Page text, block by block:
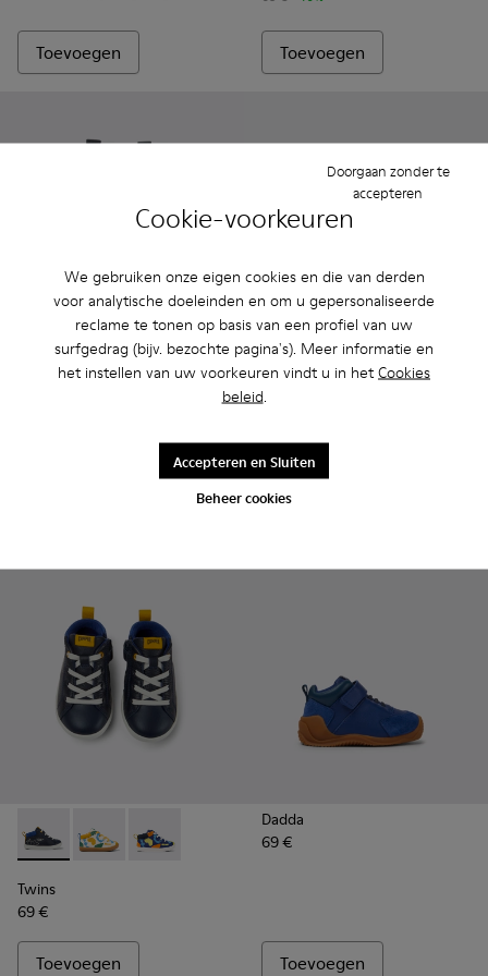
Cookie-voorkeuren
We gebruiken onze eigen cookies en die van derden
voor analytische doeleinden en om u gepersonaliseerde
reclame te tonen op basis van een profiel van uw
surfgedrag (bijv. bezochte pagina's). Meer informatie en
het instellen van uw voorkeuren vindt u in het Cookies
beleid.
Beheer cookies
Doorgaan zonder te
accepteren
Accepteren en Sluiten
Toevoegen Toevoegen
Twins - K800405-049 - Blauwe leren kindersneaker.
Twins - K800405-060
Twins - K800405-059
Twins - K800405-057 - Blauw met
Twins - K800405-056
Twins - K800405-054
Twins -Twins -
Pursuit - K900197-002 -
Pursuit - K900197-
69 € - 79 €
Definitieve prijs volgens grootte
Twins - K900268-001 - Donkerblauwe enkellaarzen
Twins - K900268-004
Twins - K900268-003
Twins
69 €
Toevoegen
Dadda
69 €
Toevoegen